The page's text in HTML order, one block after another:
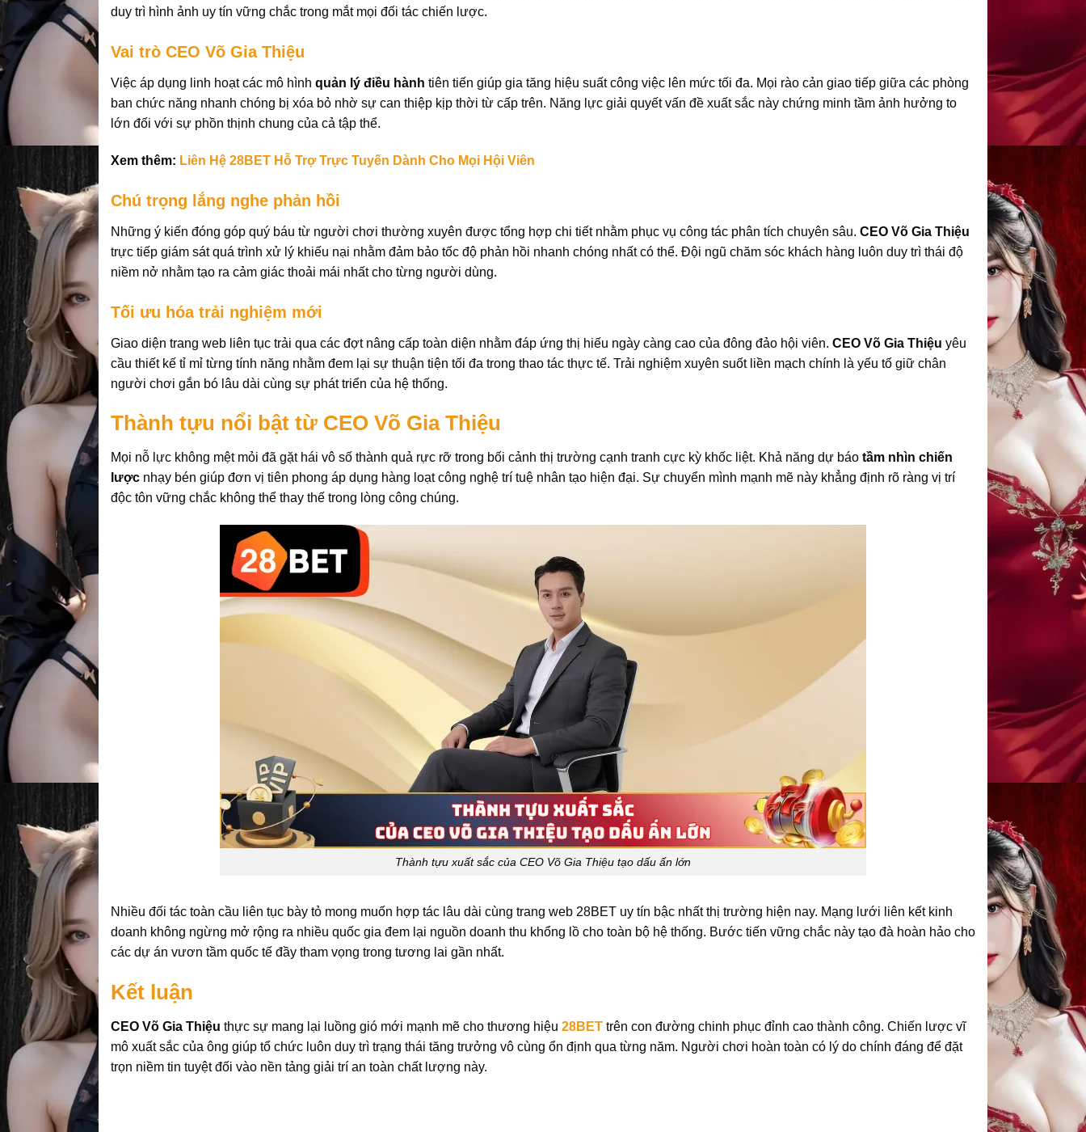
duy trì hình ảnh uy tín vững chắc trong mắt mọi đối tác chiến lược.
Vai trò CEO Võ Gia Thiệu
Việc áp dụng linh hoạt các mô hình quản lý điều hành tiên tiến giúp gia tăng hiệu suất công việc lên mức tối đa. Mọi rào cản giao tiếp giữa các phòng
ban chức năng nhanh chóng bị xóa bỏ nhờ sự can thiệp kịp thời từ cấp trên. Năng lực giải quyết vấn đề xuất sắc này chứng minh tầm ảnh hưởng to
lớn đối với sự phồn thịnh chung của cả tập thể.
Xem thêm: Liên Hệ 28BET Hỗ Trợ Trực Tuyến Dành Cho Mọi Hội Viên
Chú trọng lắng nghe phản hồi
Những ý kiến đóng góp quý báu từ người chơi thường xuyên được tổng hợp chi tiết nhằm phục vụ công tác phân tích chuyên sâu. CEO Võ Gia Thiệu
trực tiếp giám sát quá trình xử lý khiếu nại nhằm đảm bảo tốc độ phản hồi nhanh chóng nhất có thể. Đội ngũ chăm sóc khách hàng luôn duy trì thái độ
niềm nở nhằm tạo ra cảm giác thoải mái nhất cho từng người dùng.
Tối ưu hóa trải nghiệm mới
Giao diện trang web liên tục trải qua các đợt nâng cấp toàn diện nhằm đáp ứng thị hiếu ngày càng cao của đông đảo hội viên. CEO Võ Gia Thiệu yêu
cầu thiết kế tỉ mỉ từng tính năng nhằm đem lại sự thuận tiện tối đa trong thao tác thực tế. Trải nghiệm xuyên suốt liền mạch chính là yếu tố giữ chân
người chơi gắn bó lâu dài cùng sự phát triển của hệ thống.
Thành tựu nổi bật từ CEO Võ Gia Thiệu
Mọi nỗ lực không mệt mỏi đã gặt hái vô số thành quả rực rỡ trong bối cảnh thị trường cạnh tranh cực kỳ khốc liệt. Khả năng dự báo tầm nhìn chiến
lược nhạy bén giúp đơn vị tiên phong áp dụng hàng loạt công nghệ trí tuệ nhân tạo hiện đại. Sự chuyển mình mạnh mẽ này khẳng định rõ ràng vị trí
độc tôn vững chắc không thể thay thế trong lòng công chúng.
Thành tựu xuất sắc của CEO Võ Gia Thiệu tạo dấu ấn lớn
Nhiều đối tác toàn cầu liên tục bày tỏ mong muốn hợp tác lâu dài cùng trang web 28BET uy tín bậc nhất thị trường hiện nay. Mạng lưới liên kết kinh
doanh không ngừng mở rộng ra nhiều quốc gia đem lại nguồn doanh thu khổng lồ cho toàn bộ hệ thống. Bước tiến vững chắc này tạo đà hoàn hảo cho
các dự án vươn tầm quốc tế đầy tham vọng trong tương lai gần nhất.
Kết luận
CEO Võ Gia Thiệu thực sự mang lại luồng gió mới mạnh mẽ cho thương hiệu 28BET trên con đường chinh phục đỉnh cao thành công. Chiến lược vĩ
mô xuất sắc của ông giúp tổ chức luôn duy trì trạng thái tăng trưởng vô cùng ổn định qua từng năm. Người chơi hoàn toàn có lý do chính đáng để đặt
trọn niềm tin tuyệt đối vào nền tảng giải trí an toàn chất lượng này.